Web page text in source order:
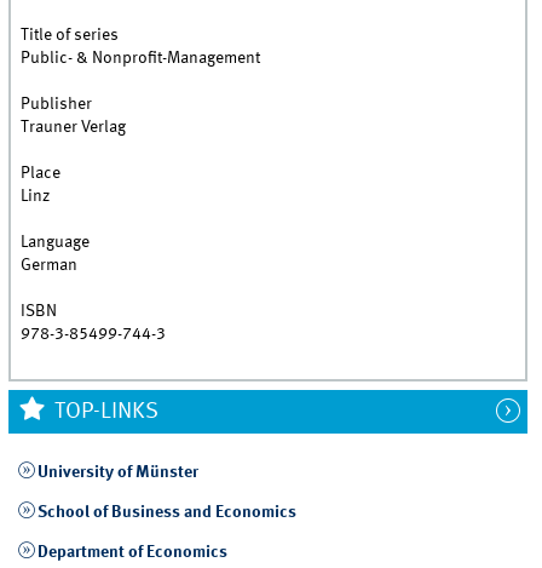
Title of series
Public- & Nonprofit-Management
Publisher
Trauner Verlag
Place
Linz
Language
German
ISBN
978-3-85499-744-3
TOP-LINKS
University of Münster
School of Business and Economics
Department of Economics